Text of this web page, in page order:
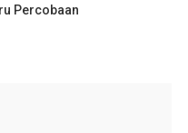
Percobaan